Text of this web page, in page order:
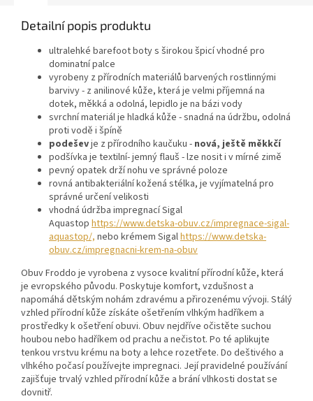
Detailní popis produktu
ultralehké barefoot boty s širokou špicí vhodné pro
dominatní palce
vyrobeny z přírodních materiálů barvených rostlinnými
barvivy - z anilinové kůže, která je velmi příjemná na
dotek, měkká a odolná, lepidlo je na bázi vody
svrchní materiál je hladká kůže - snadná na údržbu, odolná
proti vodě i špíně
podeševje z přírodního kaučuku - nová, ještě měkkčí
podšívka je textilní- jemný flauš - lze nosit i v mírné zimě
pevný opatek drží nohu ve správné poloze
rovná antibakteriální kožená stélka, je vyjímatelná pro
správné určení velikosti
vhodná údržba impregnací Sigal
Aquastop https://www.detska-obuv.cz/impregnace-sigal-
aquastop/, nebo krémem Sigalhttps://www.detska-
obuv.cz/impregnacni-krem-na-obuv
Obuv Froddo je vyrobena z vysoce kvalitní přírodní kůže, která
je evropského původu. Poskytuje komfort, vzdušnost a
napomáhá dětským nohám zdravému a přirozenému vývoji. Stálý
vzhled přírodní kůže získáte ošetřením vlhkým hadříkem a
prostředky k ošetření obuvi. Obuv nejdříve očistěte suchou
houbou nebo hadříkem od prachu a nečistot. Po té aplikujte
tenkou vrstvu krému na boty a lehce rozetřete. Do deštivého a
vlhkého počasí používejte impregnaci. Její pravidelné používání
zajišťuje trvalý vzhled přírodní kůže a brání vlhkosti dostat se
dovnitř.